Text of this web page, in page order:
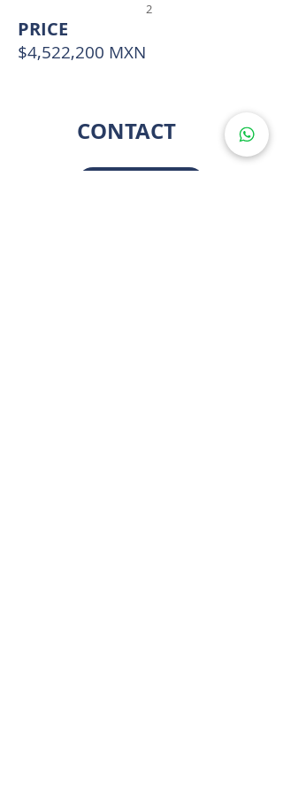
2
PRICE
$4,522,200 MXN
CONTACT